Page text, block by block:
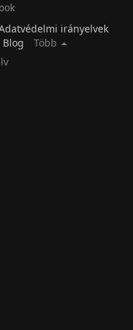
irányelvek
Blog
Több